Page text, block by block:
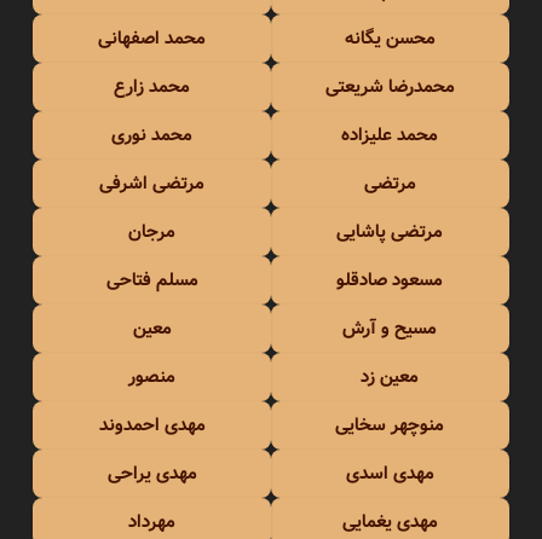
محسن یگانه
محمد اصفهانی
محمدرضا شریعتی
محمد زارع
محمد علیزاده
محمد نوری
مرتضی
مرتضی اشرفی
مرتضی پاشایی
مرجان
مسعود صادقلو
مسلم فتاحی
مسیح و آرش
معین
معین زد
منصور
منوچهر سخایی
مهدی احمدوند
مهدی اسدی
مهدی یراحی
مهدی یغمایی
مهرداد